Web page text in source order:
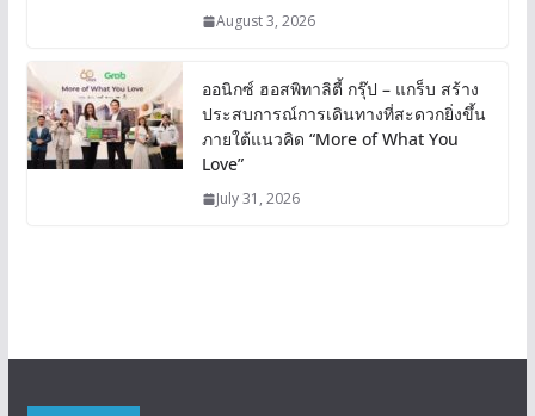
August 3, 2026
ออนิกซ์ ฮอสพิทาลิตี้ กรุ๊ป – แกร็บ สร้าง
ประสบการณ์การเดินทางที่สะดวกยิ่งขึ้น
ภายใต้แนวคิด “More of What You
Love”
July 31, 2026